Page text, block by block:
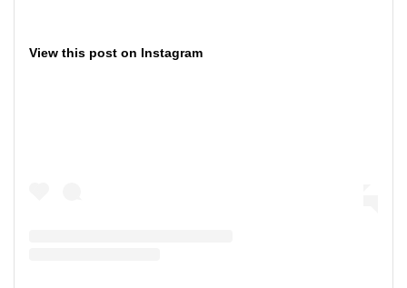
View this post on Instagram